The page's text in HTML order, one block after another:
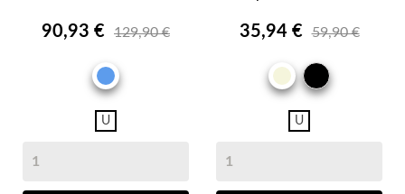
90,93 € 129,90 €
BLEU
U
35,94 € 59,90 €
BEIGENOIR
U